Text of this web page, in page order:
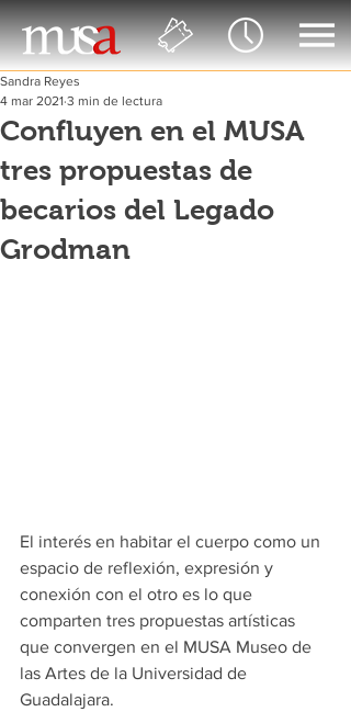
Confluyen en el MUSA
tres propuestas de
becarios del Legado
Grodman
Sandra Reyes
4 mar 2021 3 min de lectura
El interés en habitar el cuerpo como un
espacio de reflexión, expresión y
conexión con el otro es lo que
comparten tres propuestas artísticas
que convergen en el MUSA Museo de
las Artes de la Universidad de
Guadalajara.